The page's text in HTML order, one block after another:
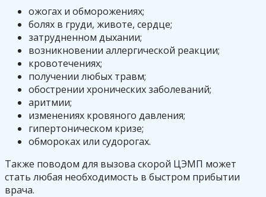
ожогах и обморожениях;
болях в груди, животе, сердце;
затрудненном дыхании;
возникновении аллергической реакции;
кровотечениях;
получении любых травм;
обострении хронических заболеваний;
аритмии;
изменениях кровяного давления;
гипертоническом кризе;
обмороках или судорогах.
Также поводом для вызова скорой ЦЭМП может
стать любая необходимость в быстром прибытии
врача.